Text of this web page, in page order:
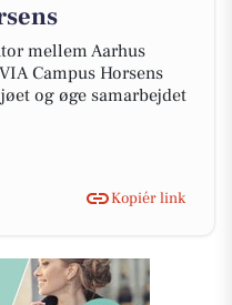
mellem Aarhus
Campus Horsens
og øge samarbejdet
Kopiér link